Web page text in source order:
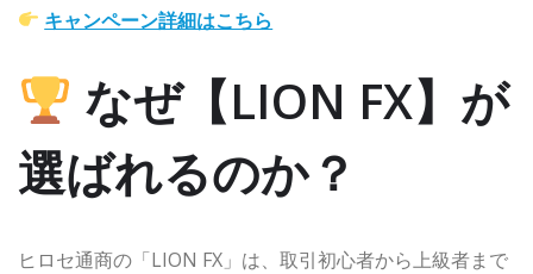
キャンペーン詳細はこちら
なぜ【LION FX】が
選ばれるのか？
ヒロセ通商の「LION FX」は、取引初心者から上級者まで